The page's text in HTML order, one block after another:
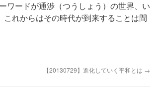
ワードが通渉（つうしょう）の世界、い
これからはその時代が到来することは間
【20130729】進化していく平和とは →